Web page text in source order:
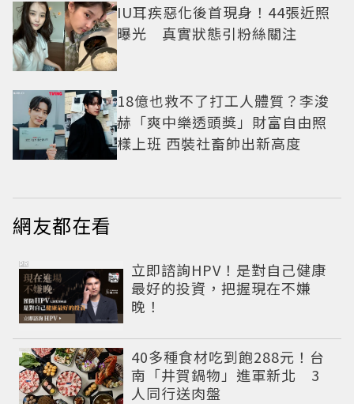
IU耳疾惡化後首現身！44張近照
曝光 真實狀態引粉絲關注
18億也救不了打工人體質？李浚
赫「爽中樂透頭獎」財富自由照
樣上班 西裝社畜帥出新高度
網友都在看
立即諮詢HPV！是對自己健康
最好的投資，把握現在不嫌
晚！
PR
40多種食材吃到飽288元！台
南「井賀鍋物」進軍新北 3
人同行送肉盤